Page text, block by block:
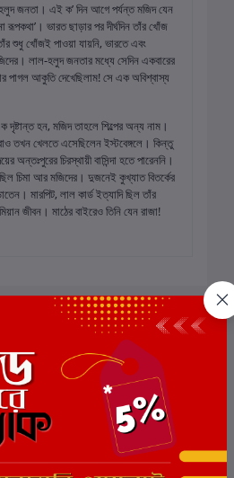
জনতা। এই ক’ দিন আগে পর্যন্ত মজিদ যেন
রূপকথা’। ভারত ছাড়ার পর দীর্ঘদিন তাঁর খোঁজ
শুধু খোঁজই পাওয়া যায়নি, ভারতে এবং
লাল-হলুদ জনতার মধ্যে সেদিন একবারের
পাগল আকুতি দেখেছিলাম! সে এক অবিশ্বাস্য
দৃষ্টান্ত হন, মজিদ তাহলে শিল্পের অন্য নাম।
তখন খেলতে এসেছিলেন ইস্টবেঙ্গলে। কিন্তু
চিরস্থায়ী বাসিন্দা হতে পারেননি।
চিমা আর মজিদের। দুজনেই কুখ্যাত বিতর্কের
মারপিট, লাল কার্ড ইত্যাদি ছিল তাঁর
জীবন। মাঠের বাইরেও তিনি যেন রাজা!
অনুসরণ করুন
301